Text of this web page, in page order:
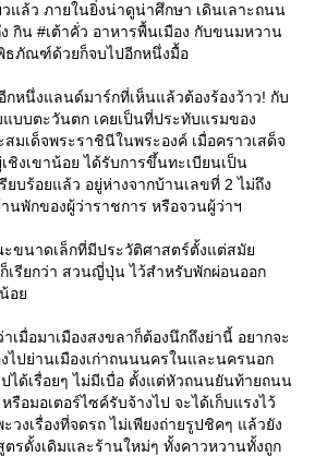
แล้ว ภายในยิ่งน่าดูน่าศึกษา เดินเลาะถนน
ง กิน #เต้าคั่ว อาหารพื้นเมือง กับขนมหวาน
ธภัณฑ์ด้วยก็จบไปอีกหนึ่งมื้อ
กหนึ่งแลนด์มาร์กที่เห็นแล้วต้องร้องว้าว! กับ
บบตะวันตก เคยเป็นที่ประทับแรมของ
เด็จพระราชินีในพระองค์ เมื่อคราวเสด็จ
ชิงเขาน้อย ได้รับการขึ้นทะเบียนเป็น
ร้อยแล้ว อยู่ห่างจากบ้านเลขที่ 2 ไม่ถึง
นพักของผู้ว่าราชการ หรือจวนผู้ว่าฯ
ขนาดเล็กที่มีประวัติศาสตร์ตั้งแต่สมั
เรียกว่า สวนญี่ปุ่น ไว้สำหรับพักผ่อนออก
น้อ
เมื่อมาเมืองสงขลาก็ต้องนึกถึงย่านี้ อยากจะ
ไปย่านเมืองเก่าถนนนครในและนครนอก
ได้เรื่อยๆ ไม่มีเบื่อ ตั้งแต่หัวถนนยันท้ายถนน
อมอเตอร์ไซค์รับจ้างไป จะได้เก็บแรงไว้
วงเรื่องที่จดรถ ไม่เพียงถ่ายรูปชิคๆ แล้วยัง
รดั้งเดิมและร้านใหม่ๆ ทั้งคาวหวานทั้งถูก